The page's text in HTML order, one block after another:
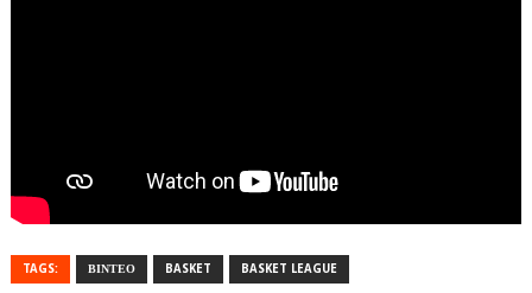
TAGS: ΒΙΝΤΕΟ BASKET BASKET LEAGUE